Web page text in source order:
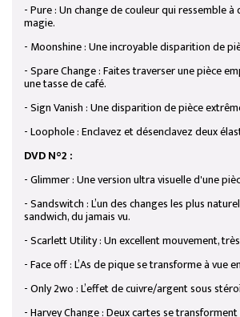
- Pure : Un change de couleur qui ressemble
magie.
- Moonshine : Une incroyable disparition de
- Spare Change : Faites traverser une pièce
une tasse de café.
- Sign Vanish : Une disparition de pièce
- Loophole : Enclavez et désenclavez deux
DVD N°2 :
- Glimmer : Une version ultra visuelle d'une
- Sandswitch : L’un des changes les plus
sandwich, du jamais vu.
- Scarlett Utility : Un excellent mouvement,
- Face off : L’As de pique se transforme à vue
- Only 2wo : L’effet de cuivre/argent sous
- Harvey Change : Deux cartes se